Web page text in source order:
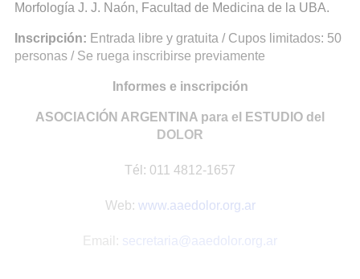
Morfología J. J. Naón, Facultad de Medicina de la UBA.
Inscripción: Entrada libre y gratuita / Cupos limitados: 50
personas / Se ruega inscribirse previamente
Informes e inscripción
ASOCIACIÓN ARGENTINA para el ESTUDIO del
DOLOR
Tél: 011 4812-1657
Web: www.aaedolor.org.ar
Email: secretaria@aaedolor.org.ar